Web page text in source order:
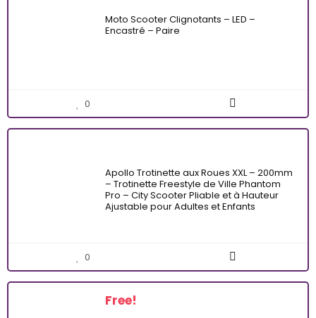
Moto Scooter Clignotants – LED –
Encastré – Paire
0
Apollo Trotinette aux Roues XXL – 200mm
– Trotinette Freestyle de Ville Phantom
Pro – City Scooter Pliable et à Hauteur
Ajustable pour Adultes et Enfants
0
Free!